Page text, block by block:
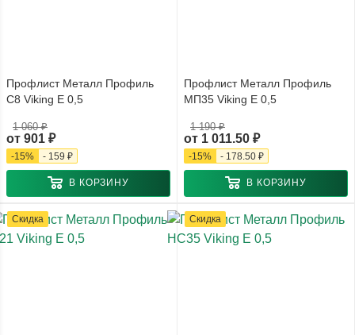
Профлист Металл Профиль
С8 Viking E 0,5
от 901 ₽
1 060 ₽
-15% - 159 ₽
В КОРЗИНУ
Профлист Металл Профиль
МП35 Viking E 0,5
от 1 011.50 ₽
1 190 ₽
-15% - 178.50 ₽
В КОРЗИНУ
Скидка Скидка